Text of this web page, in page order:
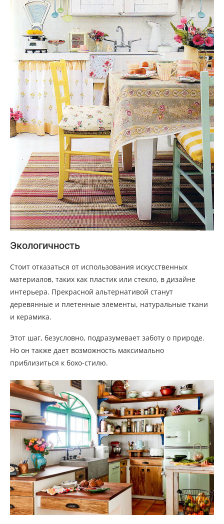
Экологичность
Стоит отказаться от использования искусственных
материалов, таких как пластик или стекло, в дизайне
интерьера. Прекрасной альтернативой станут
деревянные и плетенные элементы, натуральные ткани
и керамика.
Этот шаг, безусловно, подразумевает заботу о природе.
Но он также дает возможность максимально
приблизиться к бохо-стилю.